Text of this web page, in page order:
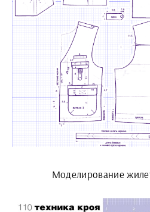
Моделирование